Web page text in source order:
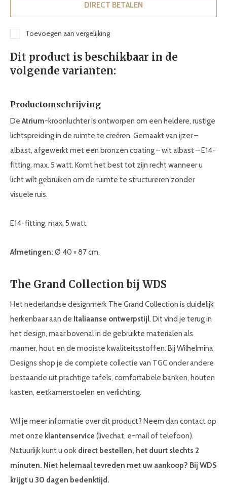
DIRECT BETALEN
Toevoegen aan vergelijking
Dit product is beschikbaar in de
volgende varianten:
Productomschrijving
DeAtrium-kroonluchter is ontworpen om een heldere, rustige
lichtspreiding in de ruimte te creëren. Gemaakt van ijzer –
albast, afgewerkt met een bronzen coating – wit albast – E14-
fitting, max. 5 watt. Komt het best tot zijn recht wanneer u
licht wilt gebruiken om de ruimte te structureren zonder
visuele ruis.
E14-fitting, max. 5 watt
Afmetingen: Ø 40 × 87 cm.
The Grand Collection bij WDS
Het nederlandse designmerk The Grand Collection is duidelijk
herkenbaar aan de Italiaanse ontwerpstijl. Dit vind je terug in
het design, maar bovenal in de gebruikte materialen als
marmer, hout en de mooiste kwaliteitsstoffen. Bij Wilhelmina
Designs shop je de complete collectie van TGC onder andere
bestaande uit prachtige tafels, comfortabele banken, houten
kasten, eetkamerstoelen en verlichting.
Wil je meer informatie over dit product? Neem dan contact op
met onze klantenservice (livechat, e-mail of telefoon).
Natuurlijk kunt u ook direct bestellen, het duurt slechts 2
minuten. Niet helemaal tevreden met uw aankoop? Bij WDS
krijgt u 30 dagen bedenktijd.